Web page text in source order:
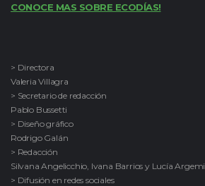
CONOCE MAS SOBRE ECODÍAS!
> Directora
Valeria Villagra
> Secretario de redacción
Pablo Bussetti
> Diseño gráfico
Rodrigo Galán
> Redacción
Silvana Angelicchio, Ivana Barrios y Lucía Argemi
> Difusión en redes sociales